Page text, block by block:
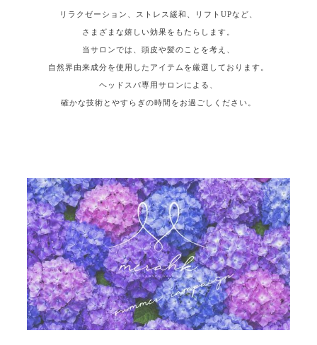
リラクゼーション、ストレス緩和、リフトUPなど、
さまざまな嬉しい効果をもたらします。
当サロンでは、頭皮や髪のことを考え、
自然界由来成分を使用したアイテムを厳選しております。
ヘッドスパ専用サロンによる、
確かな技術とやすらぎの時間をお過ごしください。